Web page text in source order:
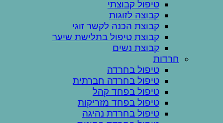
טיפול קבוצתי
קבוצה לזוגות
קבוצת הכנה לקשר זוגי
קבוצת טיפול בתלישת שיער
קבוצת נשים
חרדות
טיפול בחרדה
טיפול בחרדה חברתית
טיפול בפחד קהל
טיפול בפחד מזריקות
טיפול בחרדת נהיגה